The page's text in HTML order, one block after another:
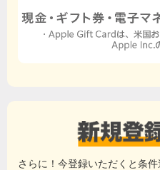
さらに！今登録いただくと条